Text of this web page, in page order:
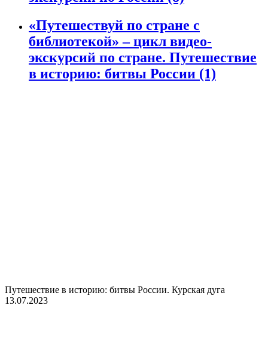
«Путешествуй по стране с
библиотекой» – цикл видео-
экскурсий по стране. Путешествие
в историю: битвы России (1)
Путешествие в историю: битвы России. Курская дуга
13.07.2023